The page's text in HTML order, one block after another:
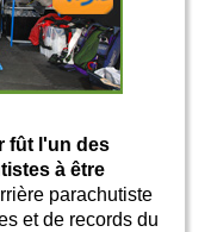
fût l'un des
à être
parachutiste
et de records du